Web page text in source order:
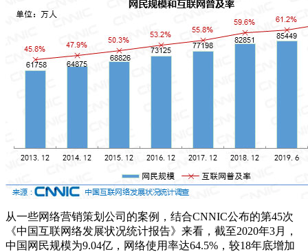
从一些网络营销策划公司的案例，结合CNNIC公布的第45次
《中国互联网络发展状况统计报告》来看，截至2020年3月，
中国网民规模为9.04亿，网络使用率达64.5%，较18年底增加